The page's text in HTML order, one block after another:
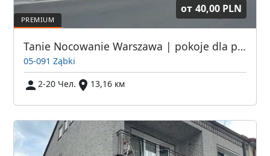
от 40,00 PLN
Tanie Nocowanie Warszawa | pokoje dla pracowników Warszawa | Noclegi pod Warszawą
05-091 Ząbki
2-20 Чел.
13,16 км